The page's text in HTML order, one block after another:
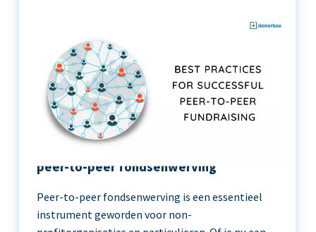
11 beste praktijken voor succesvolle
peer-to-peer fondsenwerving
Peer-to-peer fondsenwerving is een essentieel
instrument geworden voor non-